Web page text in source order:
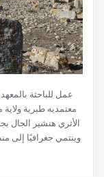
الأثري هنشير الجال
وينتمي جغرافيًا إلى